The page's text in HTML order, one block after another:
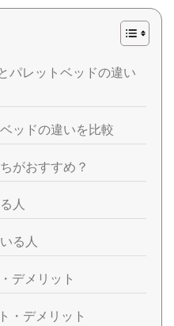
パレットベッドの違い
ッドの違いを比較
がおすすめ？
人
る人
デメリット
・デメリット